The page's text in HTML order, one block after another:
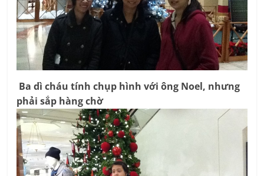
Ba dì cháu tính chụp hình với ông Noel, nhưng
phải sắp hàng chờ